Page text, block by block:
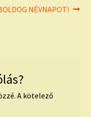
NÉVNAPOT!
A kötelező